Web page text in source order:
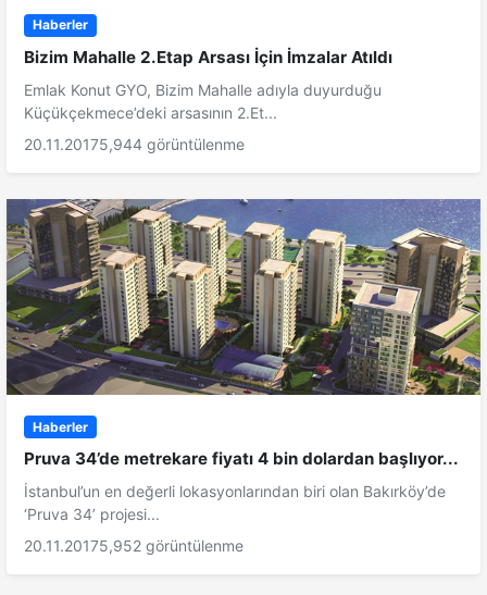
Haberler
Bizim Mahalle 2.Etap Arsası İçin İmzalar Atıldı
Emlak Konut GYO, Bizim Mahalle adıyla duyurduğu
Küçükçekmece’deki arsasının 2.Et...
20.11.20175,944 görüntülenme
Haberler
Pruva 34’de metrekare fiyatı 4 bin dolardan başlıyor...
İstanbul’un en değerli lokasyonlarından biri olan Bakırköy’de
‘Pruva 34’ projesi...
20.11.20175,952 görüntülenme